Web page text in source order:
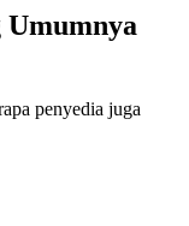
Umumnya
penyedia juga